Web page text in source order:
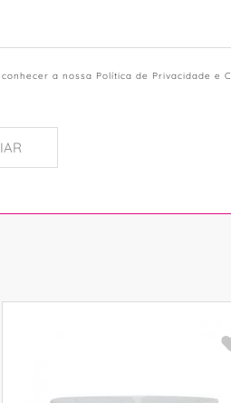
a nossa Política de Privacidade e